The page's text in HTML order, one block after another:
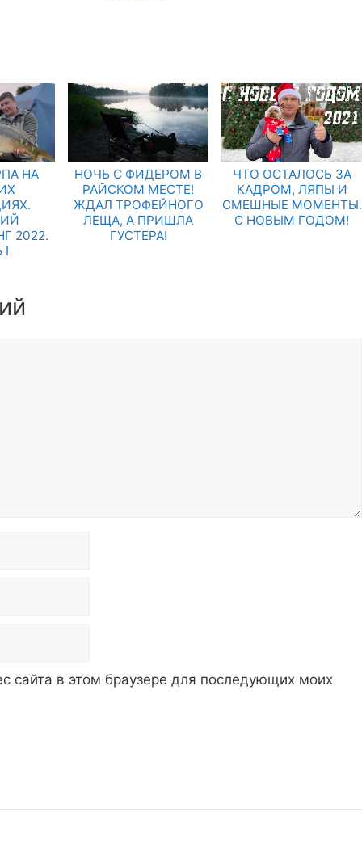
НА
2022.
I
НОЧЬ С ФИДЕРОМ В
РАЙСКОМ МЕСТЕ!
ЖДАЛ ТРОФЕЙНОГО
ЛЕЩА, А ПРИШЛА
ГУСТЕРА!
ЧТО ОСТАЛОСЬ ЗА
КАДРОМ, ЛЯПЫ И
СМЕШНЫЕ МОМЕНТЫ.
С НОВЫМ ГОДОМ!
сайта в этом браузере для последующих моих